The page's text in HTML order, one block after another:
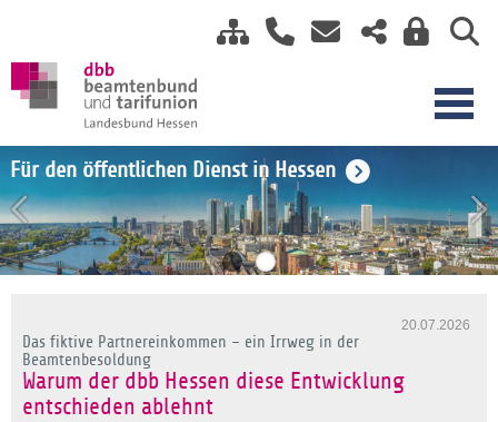
Einkommensrunde TV-H 2026
Für den öffentlichen Dienst in Hessen
20.07.2026
Das fiktive Partnereinkommen – ein Irrweg in der
Beamtenbesoldung
Warum der dbb Hessen diese Entwicklung
entschieden ablehnt